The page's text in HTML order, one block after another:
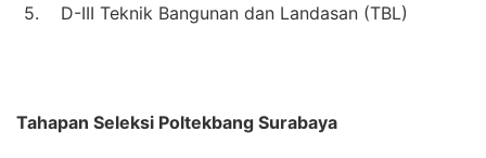
5.
D-III Teknik Bangunan dan Landasan (TBL)
Tahapan Seleksi Poltekbang Surabaya